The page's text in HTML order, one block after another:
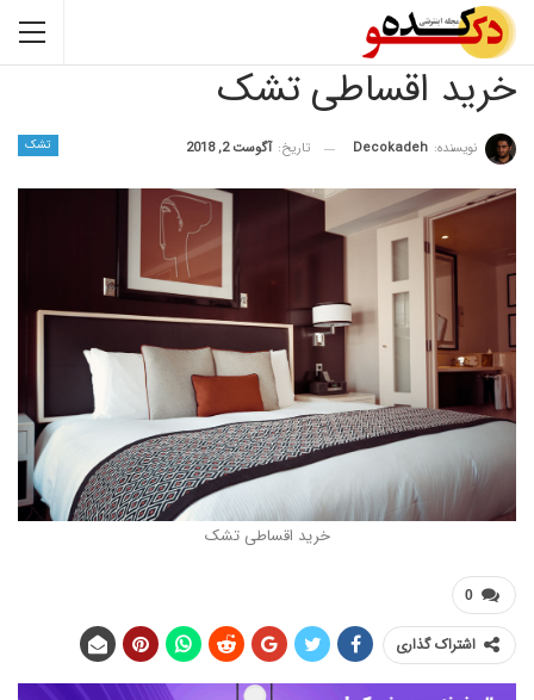
اقساطی تشک
Decokadeh تاریخ: آگوست 2, 2018
خرید اقساطی تشک
گذاری